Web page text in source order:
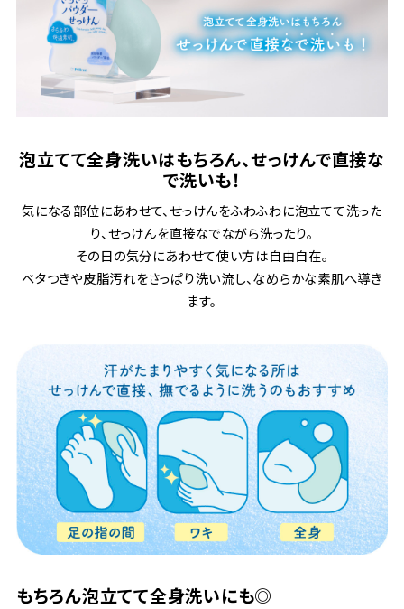
泡立てて全身洗いはもちろん、せっけんで直接な
で洗いも！
気になる部位にあわせて、せっけんをふわふわに泡立てて洗った
り、せっけんを直接なでながら洗ったり。
その日の気分にあわせて使い方は自由自在。
ベタつきや皮脂汚れをさっぱり洗い流し、なめらかな素肌へ導き
ます。
もちろん泡立てて全身洗いにも◎